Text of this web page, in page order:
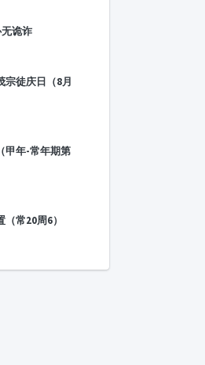
诡诈
宗徒庆日（8月
甲年-常年期第
常20周6）